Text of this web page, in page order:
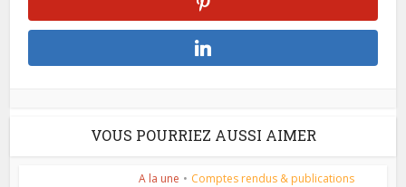
VOUS POURRIEZ AUSSI AIMER
A la une • Comptes rendus & publications